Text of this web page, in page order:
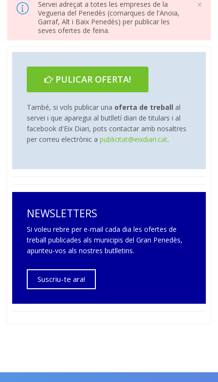
×
Servei adreçat a totes les empreses de la
Vegueria del Penedès (comarques de l'Anoia,
Garraf, Alt i Baix Penedès) per publicar les
seves ofertes de feina.
PULICAR OFERTA!
També, si vols publicar una oferta de treball al
servei i que aparegui al butlletí diari de titulars i al
facebook d'Eix Diari, pots contactar amb nosaltres
per correu electrònic a publicitat@eixdiari.cat.
NEWSLETTERS
Si voleu rebre per e-mail cada dia les ofertes de
treball publicades als municipis del Gran Penedès,
apunteu-vos als nostres butlletins.
Suscriu-te ara!